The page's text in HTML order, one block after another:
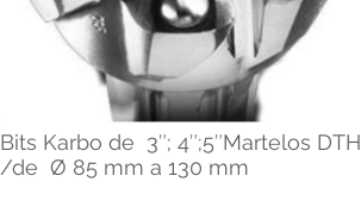
Bits Karbo de 3″; 4″;5″Martelos DTH
/de Ø 85 mm a 130 mm